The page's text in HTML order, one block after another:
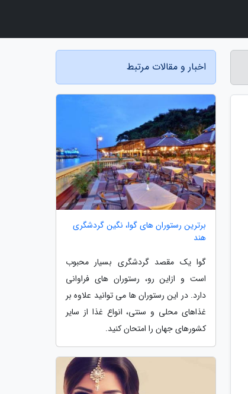
اخبار و مقالات مرتبط
برترین رستوران های گوا، نگین گردشگری
هند
گوا یک مقصد گردشگری بسیار محبوب
است و ازاین رو، رستوران های فراوانی
دارد. در این رستوران ها می توانید علاوه بر
غذاهای محلی و سنتی، انواع غذا از سایر
کشورهای جهان را امتحان کنید.